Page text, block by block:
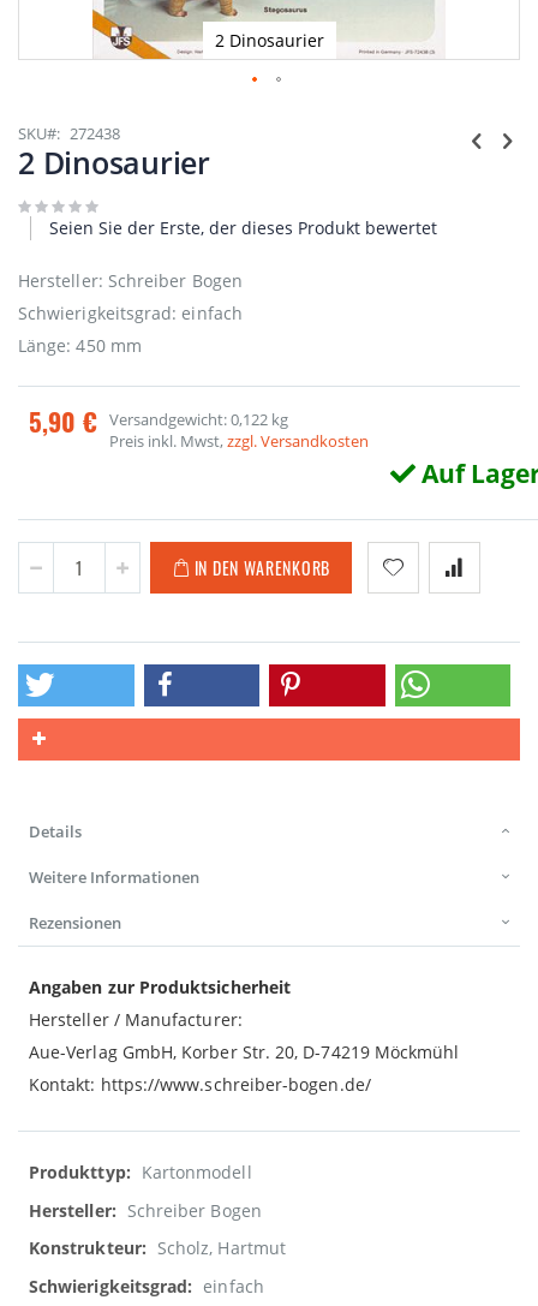
2 Dinosaurier
Anfang
der
Bildgalerie
SKU 272438
2 Dinosaurier
Seien Sie der Erste, der dieses Produkt bewertet
Hersteller: Schreiber Bogen
Schwierigkeitsgrad: einfach
Länge: 450 mm
5,90 € Versandgewicht: 0,122 kg
Preis inkl. Mwst,zzgl. Versandkosten
Auf
IN DEN WARENKORB
Details
Weitere Informationen
Rezensionen
Angaben zur Produktsicherheit
Hersteller / Manufacturer:
Aue-Verlag GmbH, Korber Str. 20, D-74219 Möckmühl
Kontakt: https://www.schreiber-bogen.de/
Weitere
Informationen
Kartonmodell
Schreiber Bogen
Scholz, Hartmut
einfach